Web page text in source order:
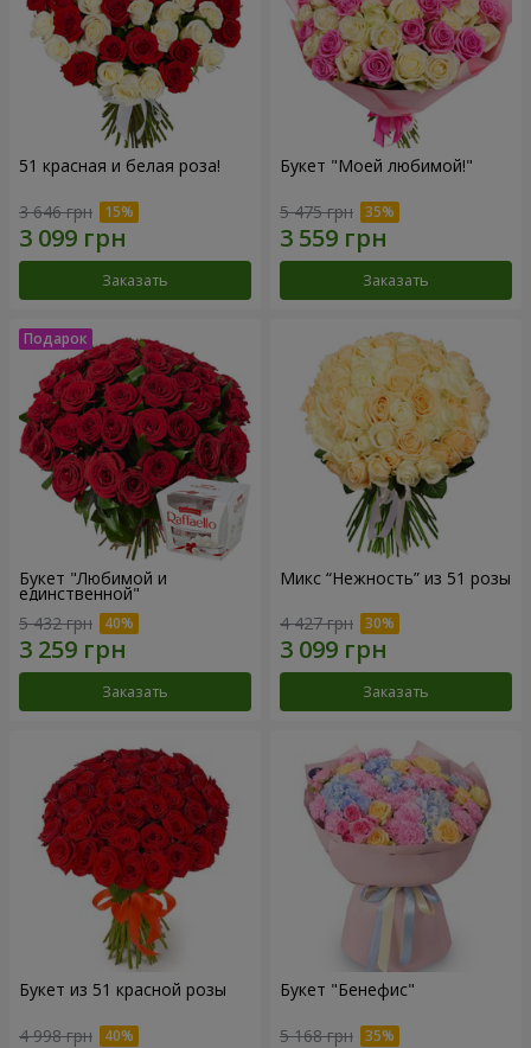
51 красная и белая роза!
3 646 грн
Заказать
Букет "Моей любимой!"
5 475 грн
Заказать
Букет "Любимой и
единственной"
5 432 грн
Заказать
Микс “Нежность” из 51 розы
4 427 грн
Заказать
Букет из 51 красной розы
4 998 грн
Букет "Бенефис"
5 168 грн